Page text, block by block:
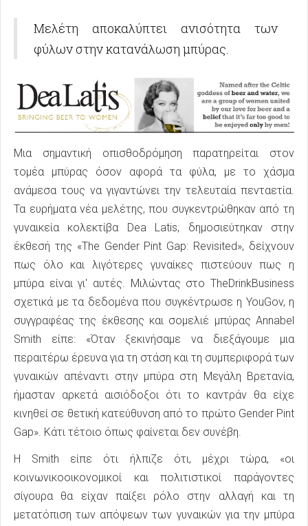
Μελέτη αποκαλύπτει ανισότητα των
φύλων στην κατανάλωση μπύρας.
Μια σημαντική οπισθοδρόμηση παρατηρείται στον
τομέα μπύρας όσον αφορά τα φύλα, με το χάσμα
ανάμεσα τους να γιγαντώνει την τελευταία πενταετία.
Τα ευρήματα νέα μελέτης, που συγκεντρώθηκαν από τη
γυναικεία κολεκτίβα Dea Latis, δημοσιεύτηκαν στην
έκθεσή της «The Gender Pint Gap: Revisited», δείχνουν
πως όλο και λιγότερες γυναίκες πιστεύουν πως η
μπύρα είναι γι' αυτές. Μιλώντας στο TheDrinkBusiness
σχετικά με τα δεδομένα που συγκέντρωσε η YouGov, η
συγγραφέας της έκθεσης και σομελιέ μπύρας Annabel
Smith είπε: «Όταν ξεκινήσαμε να διεξάγουμε μια
περαιτέρω έρευνα για τη στάση και τη συμπεριφορά των
γυναικών απέναντι στην μπύρα στη Μεγάλη Βρετανία,
ήμασταν αρκετά αισιόδοξοι ότι το καντράν θα είχε
κινηθεί σε θετική κατεύθυνση από το πρώτο Gender Pint
Gap». Κάτι τέτοιο όπως φαίνεται δεν συνέβη.
Η Smith είπε ότι ήλπιζε ότι, μέχρι τώρα, «οι
κοινωνικοοικονομικοί και πολιτιστικοί παράγοντες
σίγουρα θα είχαν παίξει ρόλο στην αλλαγή και τη
μετατόπιση των απόψεων των γυναικών για την μπύρα